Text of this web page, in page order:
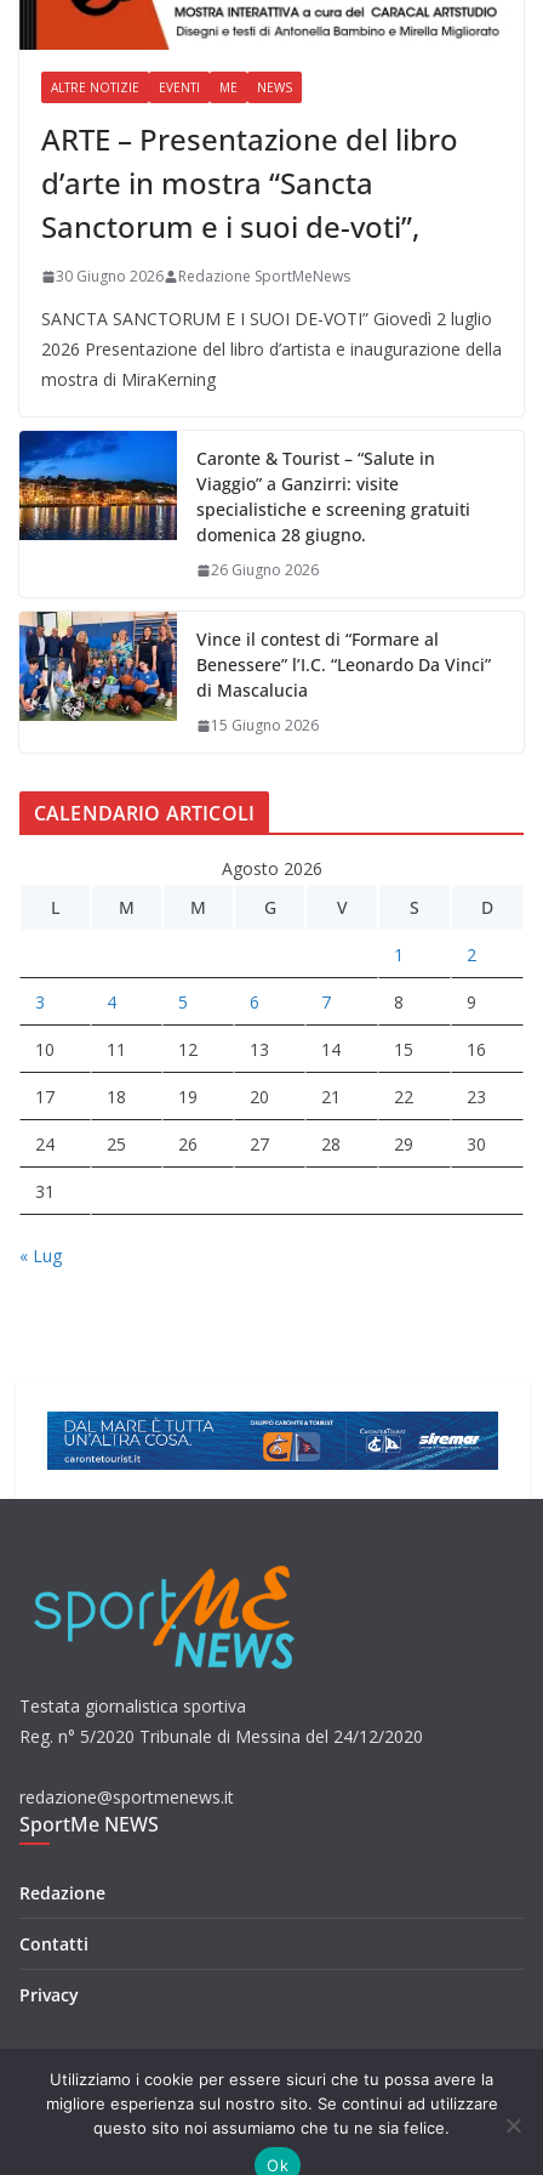
ALTRE NOTIZIE EVENTI ME NEWS
ARTE – Presentazione del libro
d’arte in mostra “Sancta
Sanctorum e i suoi de-voti”,
30 Giugno 2026 Redazione SportMeNews
SANCTA SANCTORUM E I SUOI DE-VOTI” Giovedì 2 luglio
2026 Presentazione del libro d’artista e inaugurazione della
mostra di MiraKerning
Caronte & Tourist – “Salute in
Viaggio” a Ganzirri: visite
specialistiche e screening gratuiti
domenica 28 giugno.
26 Giugno 2026
Vince il contest di “Formare al
Benessere” l’I.C. “Leonardo Da Vinci”
di Mascalucia
15 Giugno 2026
CALENDARIO ARTICOLI
Agosto 2026
L
M M G V S D
1 2
3 4 5 6 7 8 9
10 11 12 13 14 15 16
17 18 19 20 21 22 23
24 25 26 27 28 29 30
31
« Lug
Testata giornalistica sportiva
Reg. n° 5/2020 Tribunale di Messina del 24/12/2020
redazione@sportmenews.it
SportMe NEWS
Redazione
Contatti
Privacy
Copyright © 2026SportMe NEWS. Tutti i diritti riservati.
di ThemeGrill. Powered by
Utilizziamo i cookie per essere sicuri che tu possa avere la
migliore esperienza sul nostro sito. Se continui ad utilizzare
questo sito noi assumiamo che tu ne sia felice.
Ok